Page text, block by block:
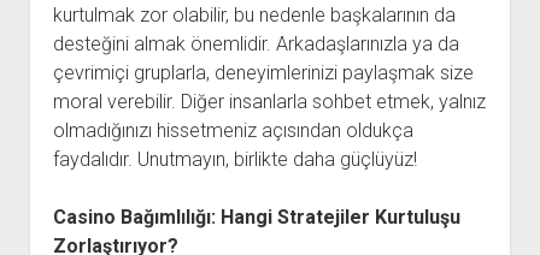
kurtulmak zor olabilir, bu nedenle başkalarının da
desteğini almak önemlidir. Arkadaşlarınızla ya da
çevrimiçi gruplarla, deneyimlerinizi paylaşmak size
moral verebilir. Diğer insanlarla sohbet etmek, yalnız
olmadığınızı hissetmeniz açısından oldukça
faydalıdır. Unutmayın, birlikte daha güçlüyüz!
Casino Bağımlılığı: Hangi Stratejiler Kurtuluşu
Zorlaştırıyor?